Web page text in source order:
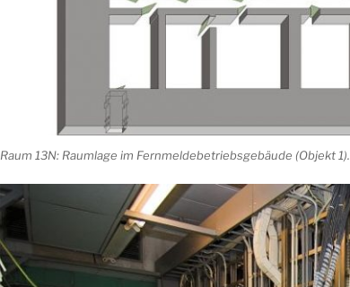
Raum 13N: Raumlage im Fernmeldebetriebsgebäude (Objekt 1).